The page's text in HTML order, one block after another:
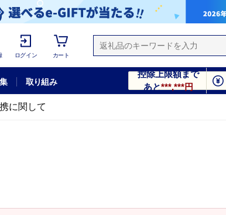
ログイン カート
取り組み
控除上限額まで
あと***,***円
に関して